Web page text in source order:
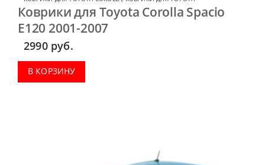
Коврики для Toyota Corolla Spacio
E120 2001-2007
2990 руб.
В КОРЗИНУ